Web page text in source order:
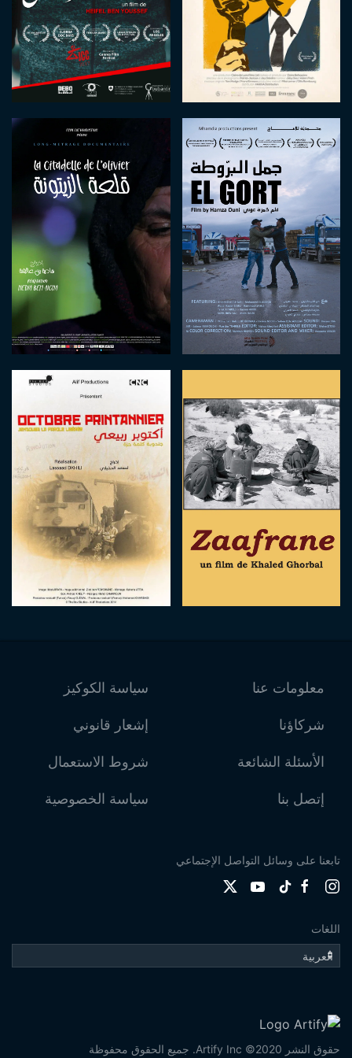
معلومات عنا
شركاؤنا
الأسئلة الشائعة
إتصل بنا
سياسة الكوكيز
إشعار قانوني
شروط الاستعمال
سياسة الخصوصية
تابعنا على وسائل التواصل الإجتماعي
اللغات
حقوق النشر 2020© Artify Inc. جميع الحقوق محفوظة